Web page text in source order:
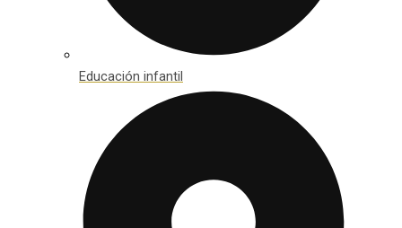
Educación infantil